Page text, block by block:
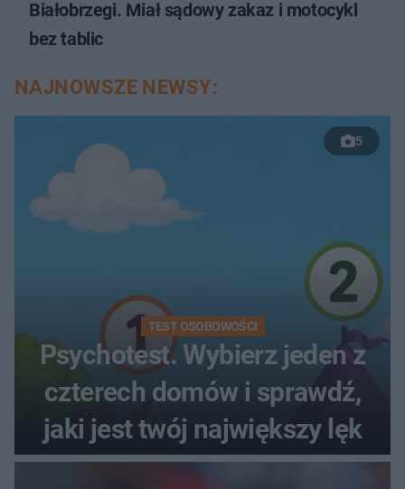
Białobrzegi. Miał sądowy zakaz i motocykl
bez tablic
NAJNOWSZE NEWSY:
5
TEST OSOBOWOŚCI
Psychotest. Wybierz jeden z
czterech domów i sprawdź,
jaki jest twój największy lęk